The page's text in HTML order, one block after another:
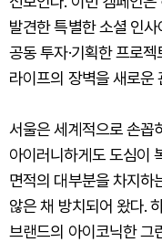
발견한 특별한 소셜 인
공동 투자·기획한 프로
라이프의 장벽을 새로운
서울은 세계적으로 손꼽
아이러니하게도 도심이
면적의 대부분을 차지하
않은 채 방치되어 왔다.
브랜드의 아이코닉한 그